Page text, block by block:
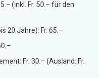
(inkl. Fr. 50.– für den
20 Jahre): Fr. 65.–
Fr. 30.– (Ausland: Fr.